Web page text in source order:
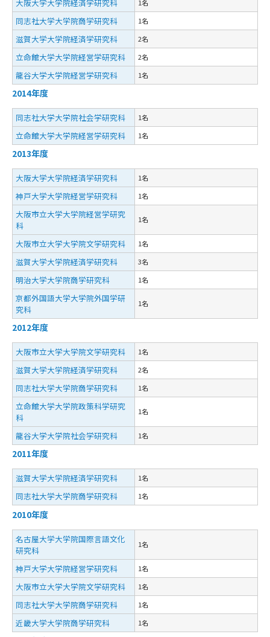
大阪大学大学院経済学研究科 1名
同志社大学大学院商学研究科 1名
滋賀大学大学院経済学研究科 2名
立命館大学大学院経営学研究科 2名
龍谷大学大学院経営学研究科 1名
2014年度
同志社大学大学院社会学研究科 1名
立命館大学大学院経営学研究科 1名
2013年度
大阪大学大学院経済学研究科 1名
神戸大学大学院経営学研究科 1名
大阪市立大学大学院経営学研究
科
1名
大阪市立大学大学院文学研究科 1名
滋賀大学大学院経済学研究科 3名
明治大学大学院商学研究科 1名
京都外国語大学大学院外国学研
究科
1名
2012年度
大阪市立大学大学院文学研究科 1名
滋賀大学大学院経済学研究科 2名
同志社大学大学院商学研究科 1名
立命館大学大学院政策科学研究
科
1名
龍谷大学大学院社会学研究科 1名
2011年度
滋賀大学大学院経済学研究科 1名
同志社大学大学院商学研究科 1名
2010年度
名古屋大学大学院国際言語文化
研究科
1名
神戸大学大学院経営学研究科 1名
大阪市立大学大学院文学研究科 1名
同志社大学大学院商学研究科 1名
近畿大学大学院商学研究科 1名